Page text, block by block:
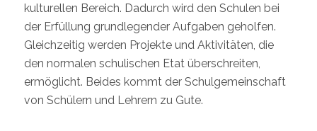
kulturellen Bereich. Dadurch wird den Schulen bei
der Erfüllung grundlegender Aufgaben geholfen.
Gleichzeitig werden Projekte und Aktivitäten, die
den normalen schulischen Etat überschreiten,
ermöglicht. Beides kommt der Schulgemeinschaft
von Schülern und Lehrern zu Gute.